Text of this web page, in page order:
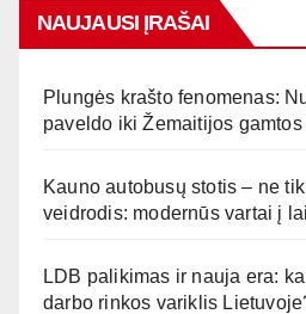
NAUJAUSI ĮRAŠAI
Plungės krašto fenomenas:
paveldo iki Žemaitijos gamtos
Kauno autobusų stotis – ne
veidrodis: modernūs vartai į
LDB palikimas ir nauja era:
darbo rinkos variklis